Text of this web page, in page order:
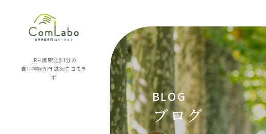
JR三鷹駅徒歩1分の
自律神経専門 鍼灸院 コモラ
ボ
BLOG
ブログ